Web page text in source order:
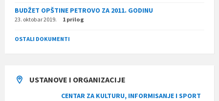
BUDŽET OPŠTINE PETROVO ZA 2011. GODINU
23. oktobar 2019. 1 prilog
OSTALI DOKUMENTI
USTANOVE I ORGANIZACIJE
CENTAR ZA KULTURU, INFORMISANJE I SPORT